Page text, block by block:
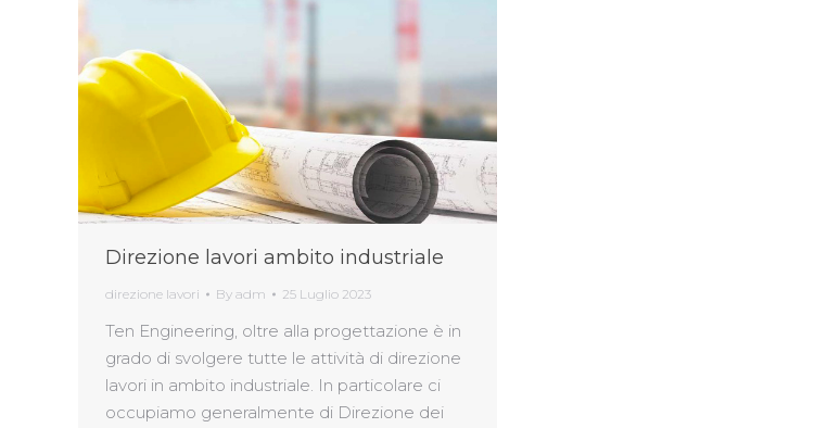
Direzione lavori ambito industriale
direzione lavori By adm 25 Luglio 2023
Ten Engineering, oltre alla progettazione è in
grado di svolgere tutte le attività di direzione
lavori in ambito industriale. In particolare ci
occupiamo generalmente di Direzione dei